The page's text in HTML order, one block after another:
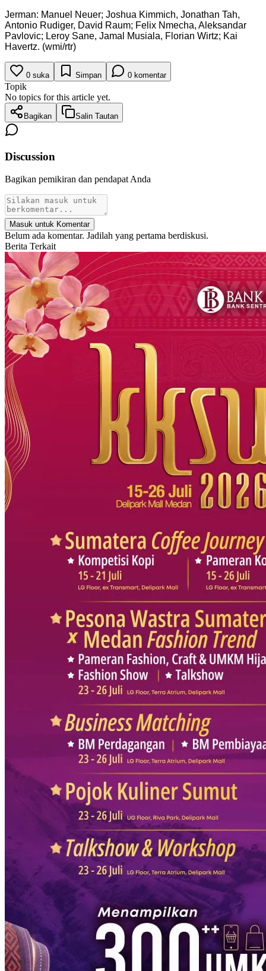
Jerman: Manuel Neuer; Joshua Kimmich, Jonathan Tah,
Antonio Rudiger, David Raum; Felix Nmecha, Aleksandar
Pavlovic; Leroy Sane, Jamal Musiala, Florian Wirtz; Kai
Havertz. (wmi/rtr)
0 suka Simpan 0 komentar
Topik
No topics for this article yet.
Bagikan Salin Tautan
Discussion
Bagikan pemikiran dan pendapat Anda
Masuk untuk Komentar
Belum ada komentar. Jadilah yang pertama berdiskusi.
Berita Terkait